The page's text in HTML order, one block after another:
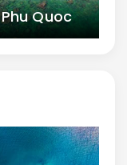
Phu Quoc